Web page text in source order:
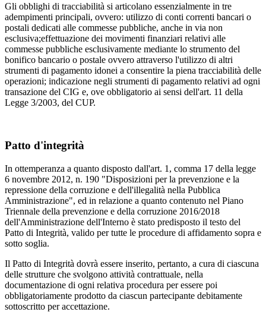
Gli obblighi di tracciabilità si articolano essenzialmente in tre
adempimenti principali, ovvero: utilizzo di conti correnti bancari o
postali dedicati alle commesse pubbliche, anche in via non
esclusiva;effettuazione dei movimenti finanziari relativi alle
commesse pubbliche esclusivamente mediante lo strumento del
bonifico bancario o postale ovvero attraverso l'utilizzo di altri
strumenti di pagamento idonei a consentire la piena tracciabilità delle
operazioni; indicazione negli strumenti di pagamento relativi ad ogni
transazione del CIG e, ove obbligatorio ai sensi dell'art. 11 della
Legge 3/2003, del CUP.
Patto d'integrità
In ottemperanza a quanto disposto dall'art. 1, comma 17 della legge
6 novembre 2012, n. 190 "Disposizioni per la prevenzione e la
repressione della corruzione e dell'illegalità nella Pubblica
Amministrazione", ed in relazione a quanto contenuto nel Piano
Triennale della prevenzione e della corruzione 2016/2018
dell'Amministrazione dell'Interno è stato predisposto il testo del
Patto di Integrità, valido per tutte le procedure di affidamento sopra e
sotto soglia.
Il Patto di Integrità dovrà essere inserito, pertanto, a cura di ciascuna
delle strutture che svolgono attività contrattuale, nella
documentazione di ogni relativa procedura per essere poi
obbligatoriamente prodotto da ciascun partecipante debitamente
sottoscritto per accettazione.